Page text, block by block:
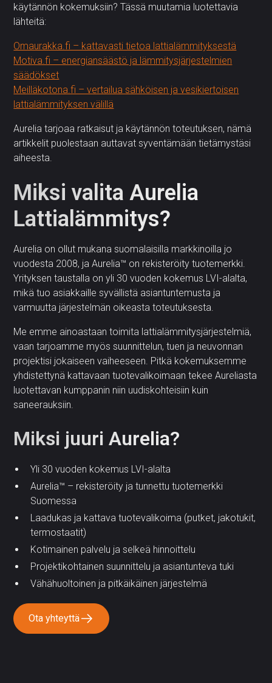
käytännön kokemuksiin? Tässä muutamia luotettavia
lähteitä:
Omaurakka.fi – kattavasti tietoa lattialämmityksestä
Motiva.fi – energiansäästö ja lämmitysjärjestelmien
säädökset
Meilläkotona.fi – vertailua sähköisen ja vesikiertoisen
lattialämmityksen välillä
Aurelia tarjoaa ratkaisut ja käytännön toteutuksen, nämä
artikkelit puolestaan auttavat syventämään tietämystäsi
aiheesta.
Miksi valita Aurelia
Lattialämmitys?
Aurelia on ollut mukana suomalaisilla markkinoilla jo
vuodesta 2008, ja Aurelia™ on rekisteröity tuotemerkki.
Yrityksen taustalla on yli 30 vuoden kokemus LVI-alalta,
mikä tuo asiakkaille syvällistä asiantuntemusta ja
varmuutta järjestelmän oikeasta toteutuksesta.
Me emme ainoastaan toimita lattialämmitysjärjestelmiä,
vaan tarjoamme myös suunnittelun, tuen ja neuvonnan
projektisi jokaiseen vaiheeseen. Pitkä kokemuksemme
yhdistettynä kattavaan tuotevalikoimaan tekee Aureliasta
luotettavan kumppanin niin uudiskohteisiin kuin
saneerauksiin.
Miksi juuri Aurelia?
Yli 30 vuoden kokemus LVI-alalta
Aurelia™ – rekisteröity ja tunnettu tuotemerkki
Suomessa
Laadukas ja kattava tuotevalikoima (putket, jakotukit,
termostaatit)
Kotimainen palvelu ja selkeä hinnoittelu
Projektikohtainen suunnittelu ja asiantunteva tuki
Vähähuoltoinen ja pitkäikäinen järjestelmä
Ota yhteyttä